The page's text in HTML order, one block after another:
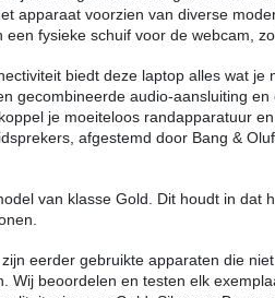
apparaat voorzien van diverse
fysieke schuif voor de webcam,
biedt deze laptop alles wat
gecombineerde audio-aansluiting
je moeiteloos randapparatuur
afgestemd door Bang &
van klasse Gold. Dit houdt in
eerder gebruikte apparaten die
Wij beoordelen en testen elk